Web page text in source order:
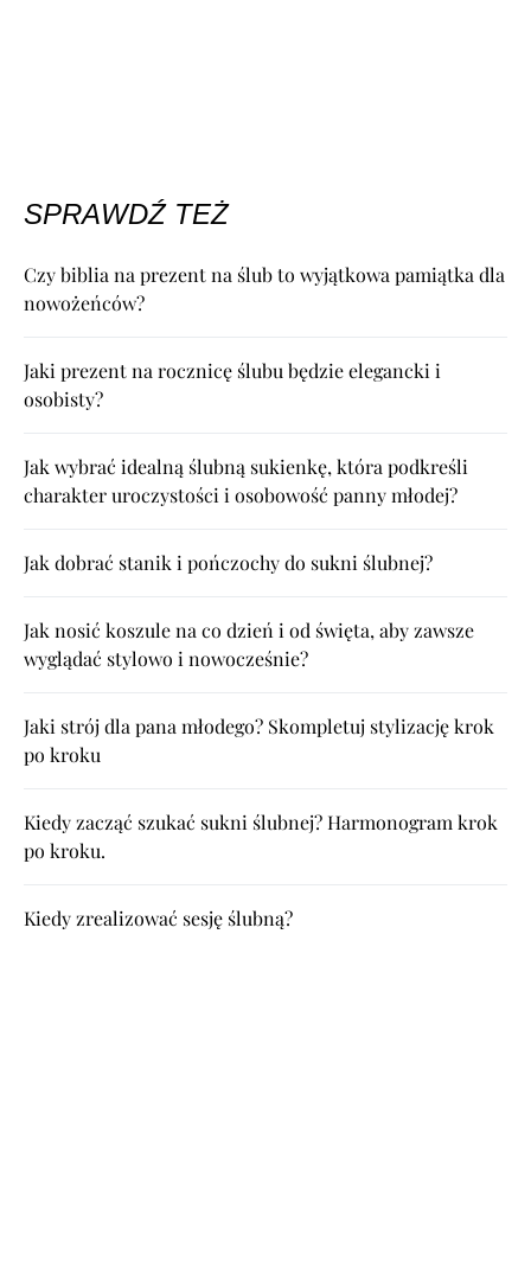
SPRAWDŹ TEŻ
Czy biblia na prezent na ślub to wyjątkowa pamiątka dla
nowożeńców?
Jaki prezent na rocznicę ślubu będzie elegancki i
osobisty?
Jak wybrać idealną ślubną sukienkę, która podkreśli
charakter uroczystości i osobowość panny młodej?
Jak dobrać stanik i pończochy do sukni ślubnej?
Jak nosić koszule na co dzień i od święta, aby zawsze
wyglądać stylowo i nowocześnie?
Jaki strój dla pana młodego? Skompletuj stylizację krok
po kroku
Kiedy zacząć szukać sukni ślubnej? Harmonogram krok
po kroku.
Kiedy zrealizować sesję ślubną?